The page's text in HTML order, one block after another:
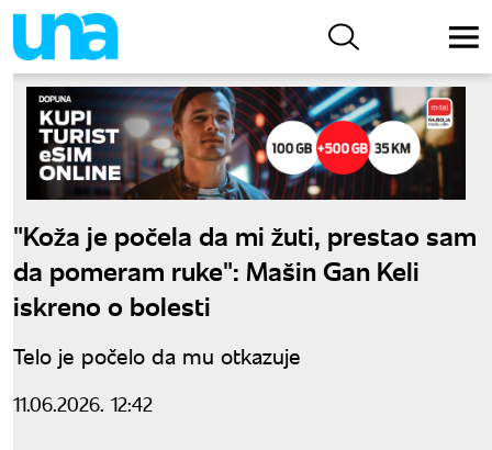
"Koža je počela da mi žuti, prestao sam
da pomeram ruke": Mašin Gan Keli
iskreno o bolesti
Telo je počelo da mu otkazuje
11.06.2026. 12:42